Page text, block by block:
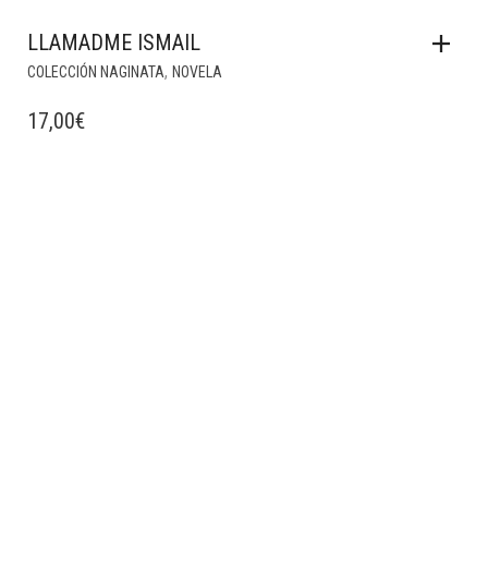
LLAMADME ISMAIL
COLECCIÓN NAGINATA, NOVELA
17,00€